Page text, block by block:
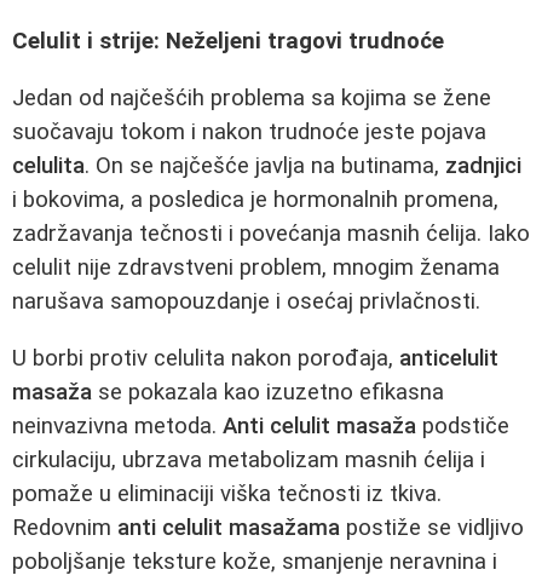
Celulit i strije: Neželjeni tragovi trudnoće
Jedan od najčešćih problema sa kojima se žene
suočavaju tokom i nakon trudnoće jeste pojava
celulita. On se najčešće javlja na butinama, zadnjici
i bokovima, a posledica je hormonalnih promena,
zadržavanja tečnosti i povećanja masnih ćelija. Iako
celulit nije zdravstveni problem, mnogim ženama
narušava samopouzdanje i osećaj privlačnosti.
U borbi protiv celulita nakon porođaja, anticelulit
masaža se pokazala kao izuzetno efikasna
neinvazivna metoda. Anti celulit masaža podstiče
cirkulaciju, ubrzava metabolizam masnih ćelija i
pomaže u eliminaciji viška tečnosti iz tkiva.
Redovnim anti celulit masažama postiže se vidljivo
poboljšanje teksture kože, smanjenje neravnina i